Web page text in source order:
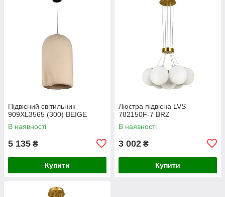
Підвісний світильник
909XL3565 (300) BEIGE
В наявності
5 135 ₴
Купити
Люстра підвісна LVS
782150F-7 BRZ
В наявності
3 002 ₴
Купити